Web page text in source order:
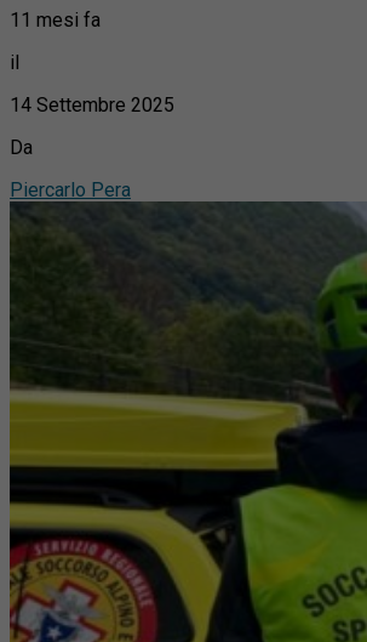
11 mesi fa
il
14 Settembre 2025
Da
Piercarlo Pera